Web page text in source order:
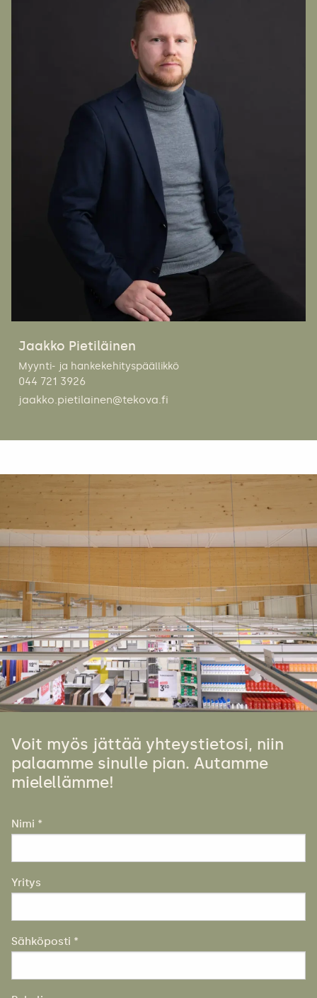
Jaakko Pietiläinen
Myynti- ja hankekehityspäällikkö
044 721 3926
jaakko.pietilainen@tekova.fi
Voit myös jättää yhteystietosi, niin
palaamme sinulle pian. Autamme
mielellämme!
Nimi *
Yritys
Sähköposti *